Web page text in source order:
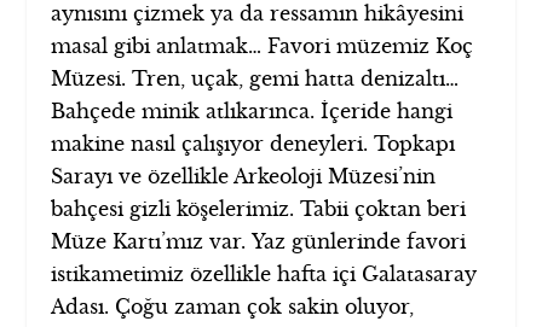
aynısını çizmek ya da ressamın hikâyesini
masal gibi anlatmak… Favori müzemiz Koç
Müzesi. Tren, uçak, gemi hatta denizaltı…
Bahçede minik atlıkarınca. İçeride hangi
makine nasıl çalışıyor deneyleri. Topkapı
Sarayı ve özellikle Arkeoloji Müzesi’nin
bahçesi gizli köşelerimiz. Tabii çoktan beri
Müze Kartı’mız var. Yaz günlerinde favori
istikametimiz özellikle hafta içi Galatasaray
Adası. Çoğu zaman çok sakin oluyor,